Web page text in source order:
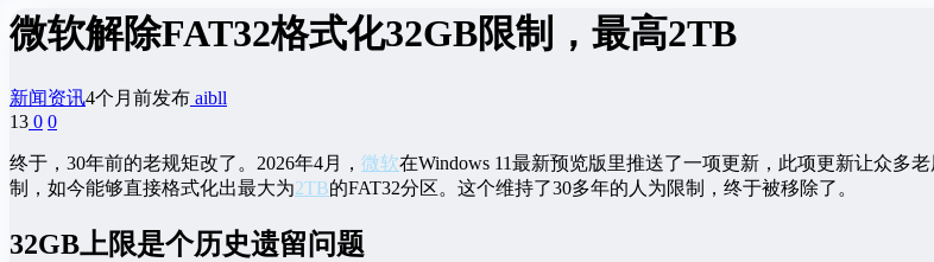
微软解除FAT32格式化32GB限制，最高2TB
新闻资讯4个月前发布 aibll
13 0 0
终于，30年前的老规矩改了。2026年4月， 微软在Windows 11最新预览版里推送了一项更新，此项更新让众多
制，如今能够直接格式化出最大为2TB的FAT32分区。这个维持了30多年的人为限制，终于被移除了。
32GB上限是个历史遗留问题